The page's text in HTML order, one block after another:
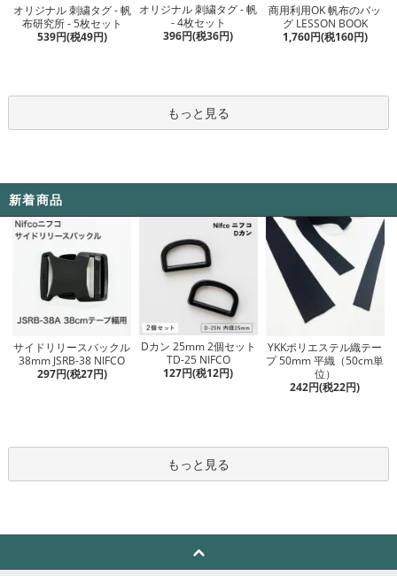
オリジナル 刺繍タグ - 帆
布研究所 - 5枚セット
539円(税49円)
オリジナル 刺繍タグ - 帆
- 4枚セット
396円(税36円)
商用利用OK 帆布のバッ
グ LESSON BOOK
1,760円(税160円)
もっと見る
新着商品
サイドリリースバックル
38mm JSRB-38 NIFCO
297円(税27円)
Dカン 25mm 2個セット
TD-25 NIFCO
127円(税12円)
YKKポリエステル織テー
プ 50mm 平織（50cm単
位）
242円(税22円)
もっと見る